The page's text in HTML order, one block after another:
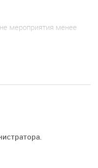
мероприятия менее
100%